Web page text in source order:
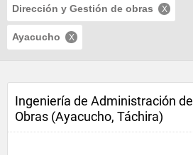
Dirección y Gestión de obras
Ayacucho
Ingeniería de Administración de
Obras (Ayacucho, Táchira)